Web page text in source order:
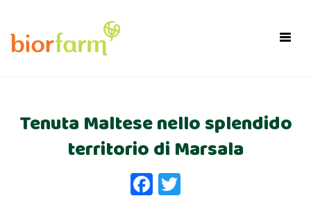
Tenuta Maltese nello splendido
territorio di Marsala
Facebook